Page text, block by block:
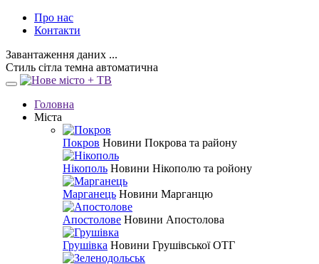
Про нас
Контакти
Завантаження даних ...
Стиль сітла темна автоматична
Головна
Міста
Покров Новини Покрова та району
Нікополь Новини Нікополю та ройону
Марганець Новини Марганцю
Апостолове Новини Апостолова
Грушівка Новини Грушівської ОТГ